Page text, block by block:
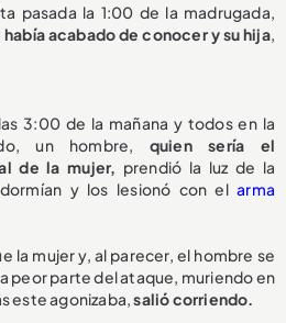
pasada la 1:00 de la madrugada,
acabado de conocer y su hija,
3:00 de la mañana y todos en la
un hombre, quien sería el
de la mujer, prendió la luz de la
y los lesionó con elarma
la mujer y, al parecer, el hombre se
peor parte del ataque, muriendo en
este agonizaba,salió corriendo.